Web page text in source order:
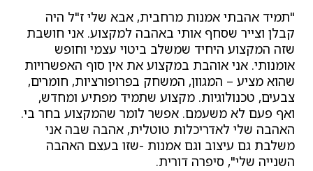
"תמיד אהבתי אמנות מרחבית, אבא שלי ז"ל היה
קבלן וצייר שסחף אותי באהבה למקצוע. אני חושבת
שזה המקצוע היחיד שמשלב ביטוי עצמי וחופש
אומנותי. אני אוהבת במקצוע את אין סוף האפשרויות
שהוא מציע – המגוון, המשחק בפרופורציות, חומרים,
צבעים, טכנולוגיות. מקצוע שתמיד מפתיע ומחדש,
ואף פעם לא משעמם. אפשר לומר שהמקצוע בחר בי.
האהבה שלי לאדריכלות טוטלית, אהבה שבה אני
משלבת גם עיצוב וגם אמנות -שזו בעצם האהבה
השנייה שלי", סיפרה דורית.